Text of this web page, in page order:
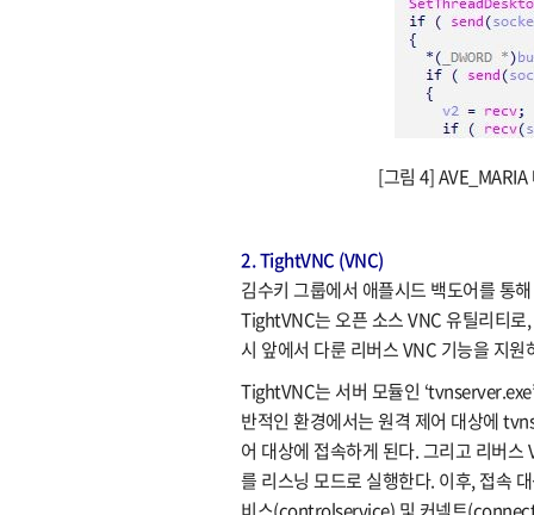
[그림 4]
2. TightVNC (VNC)
김수키 그룹에서 애플시드 백도어를 통
TightVNC는 오픈 소스 VNC 유틸리티
시 앞에서 다룬 리버스 VNC 기능을 지
TightVNC는 서버 모듈인
반적인 환경에서는 원격 제어 대상에
어 대상에 접속하게 된다. 그리고 리버
를 리스닝 모드로 실행한다. 이후, 접속